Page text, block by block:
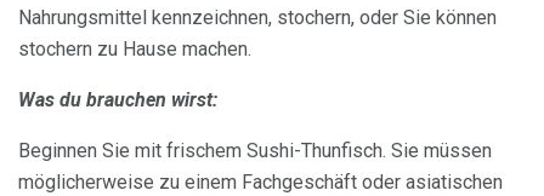
Nahrungsmittel kennzeichnen, stochern, oder Sie können
stochern zu Hause machen.
Was du brauchen wirst:
Beginnen Sie mit frischem Sushi-Thunfisch. Sie müssen
möglicherweise zu einem Fachgeschäft oder asiatischen